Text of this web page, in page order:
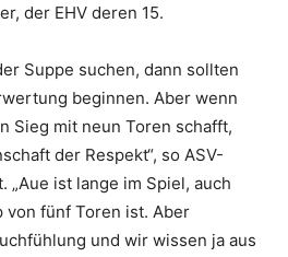
der EHV deren 15.
Suppe suchen, dann sollten
beginnen. Aber wenn
Sieg mit neun Toren schafft,
der Respekt“, so ASV-
„Aue ist lange im Spiel, auch
von fünf Toren ist. Aber
und wir wissen ja aus